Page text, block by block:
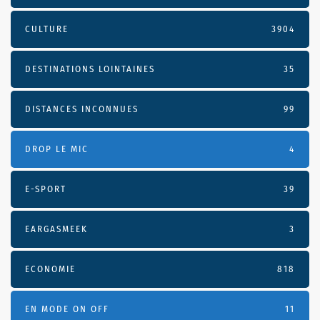
CULTURE 3904
DESTINATIONS LOINTAINES 35
DISTANCES INCONNUES 99
DROP LE MIC 4
E-SPORT 39
EARGASMEEK 3
ECONOMIE 818
EN MODE ON OFF 11